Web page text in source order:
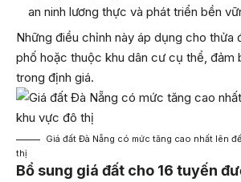
an ninh lương thực và phát triển bền
Những điều chỉnh này áp dụng cho thửa
phố hoặc thuộc khu dân cư cụ thể, đảm
trong định giá.
Giá đất Đà Nẵng có mức tăng cao nhất lên
thị
Bổ sung giá đất cho 16 tuyến